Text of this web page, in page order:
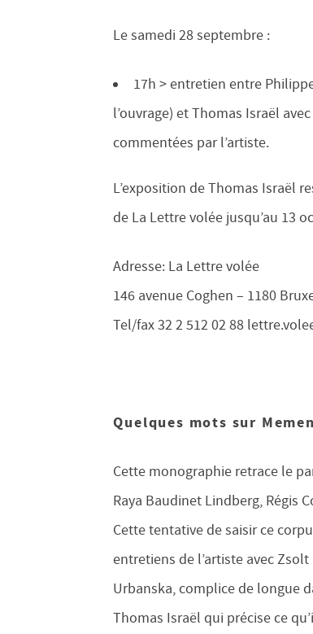
Le samedi 28 septembre :
17h > entretien entre
l’ouvrage) et Thomas Israël
commentées par l’artiste.
L’exposition de Thomas Israël
de La Lettre volée jusqu’au 13
Adresse: La Lettre volée
146 avenue Coghen – 1180
Tel/fax 32 2 512 02 88
Quelques mots sur
Cette monographie retrace le
Raya Baudinet Lindberg, Régis
Cette tentative de saisir ce
entretiens de l’artiste avec
Urbanska, complice de longue
Thomas Israël qui précise ce